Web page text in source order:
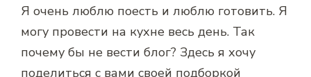
Я очень люблю поесть и люблю готовить. Я
могу провести на кухне весь день. Так
почему бы не вести блог? Здесь я хочу
поделиться с вами своей подборкой